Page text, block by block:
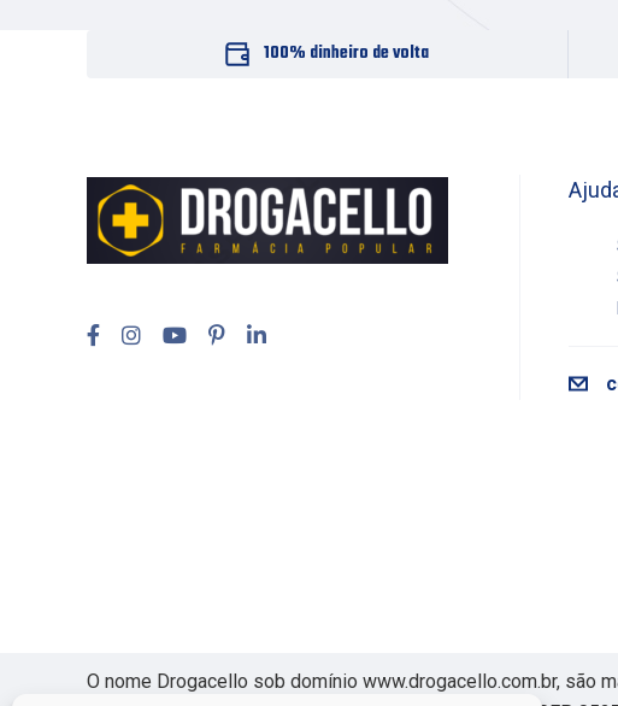
100% dinheiro de volta
O nome Drogacello sob domínio www.drogacello.com.br, são